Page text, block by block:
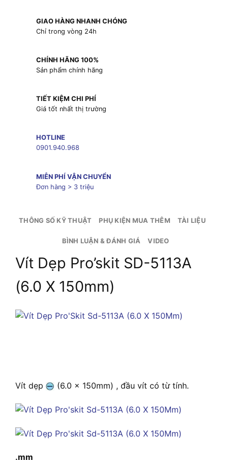
GIAO HÀNG NHANH CHÓNG
Chỉ trong vòng 24h
CHÍNH HÃNG 100%
Sản phẩm chính hãng
TIẾT KIỆM CHI PHÍ
Giá tốt nhất thị trường
HOTLINE
0901.940.968
MIỄN PHÍ VẬN CHUYỂN
Đơn hàng > 3 triệu
THÔNG SỐ KỸ THUẬT PHỤ KIỆN MUA THÊM TÀI LIỆU
BÌNH LUẬN & ĐÁNH GIÁ VIDEO
Vít Dẹp Pro’skit SD-5113A
(6.0 X 150mm)
Vít dẹp (6.0 x 150mm) , đầu vít có từ tính.
.mm